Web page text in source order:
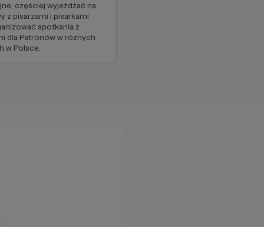
częściej wyjeżdżać na
z pisarzami i pisarkami
spotkania z
dla Patronów w różnych
w Polsce.